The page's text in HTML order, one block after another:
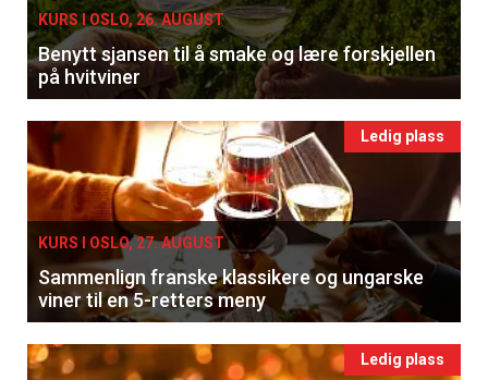
Apéritif
Vi tilbyr flere ukentlige nyhetsbrev. Du
kan fritt velge hvilke du ønsker å få
tilsendt.
Registrer deg
KURS I OSLO, 26. AUGUST
Benytt sjansen til å smake og lære forskjellen
på hvitviner
Ledig plass
KURS I OSLO, 27. AUGUST
Sammenlign franske klassikere og ungarske
viner til en 5-retters meny
Ledig plass